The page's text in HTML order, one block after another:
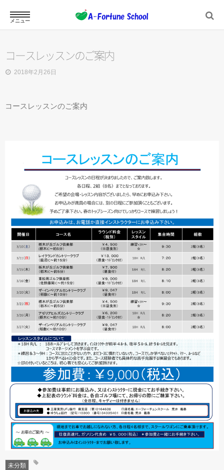
メニュー
プロフィール
練習場へのご案内
スクールカレンダー
コースレッスン
イベント情報
コースレッスンのご案内
2018年2月26日
コースレッスンのご案内
未分類